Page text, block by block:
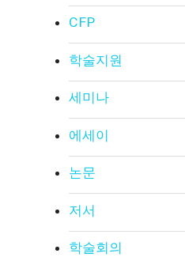
CFP
학술지원
세미나
에세이
논문
저서
학술회의